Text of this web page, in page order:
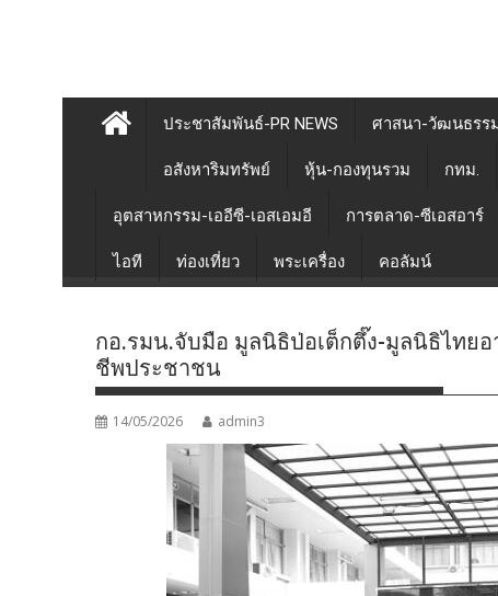
ประชาสัมพันธ์-PR NEWS ศาสนา-วัฒนธรร
อสังหาริมทรัพย์ หุ้น-กองทุนรวม กทม.
อุตสาหกรรม-เออีซี-เอสเอมอี การตลาด-ซีเอสอาร์
ไอที ท่องเที่ยว พระเครื่อง คอลัมน์
กอ.รมน.จับมือ มูลนิธิป่อเต็กตึ๊ง-มูลนิธิไทย
ชีพประชาชน
14/05/2026 admin3